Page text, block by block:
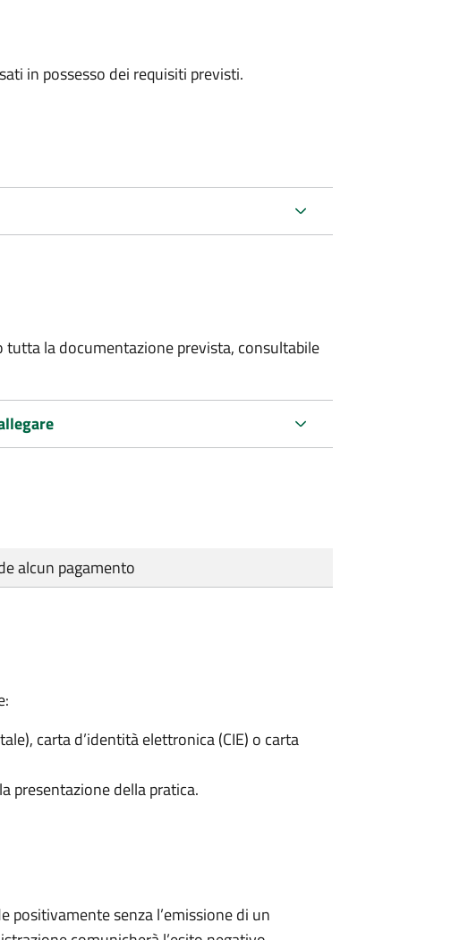
in possesso dei requisiti previsti.
la documentazione prevista, consultabile
alcun pagamento
carta d’identità elettronica (CIE) o carta
presentazione della pratica.
senza l’emissione di un